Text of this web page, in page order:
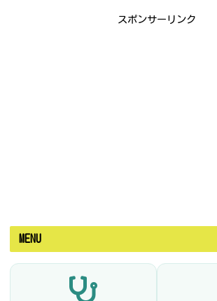
スポンサーリンク
MENU